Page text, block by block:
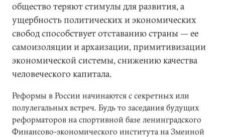
общество теряют стимулы для развития, а
ущербность политических и экономических
свобод способствует отставанию страны — ее
самоизоляции и архаизации, примитивизации
экономической системы, снижению качества
человеческого капитала.
Реформы в России начинаются с секретных или
полулегальных встреч. Будь то заседания будущих
реформаторов на спортивной базе ленинградского
Финансово-экономического института на Змеиной